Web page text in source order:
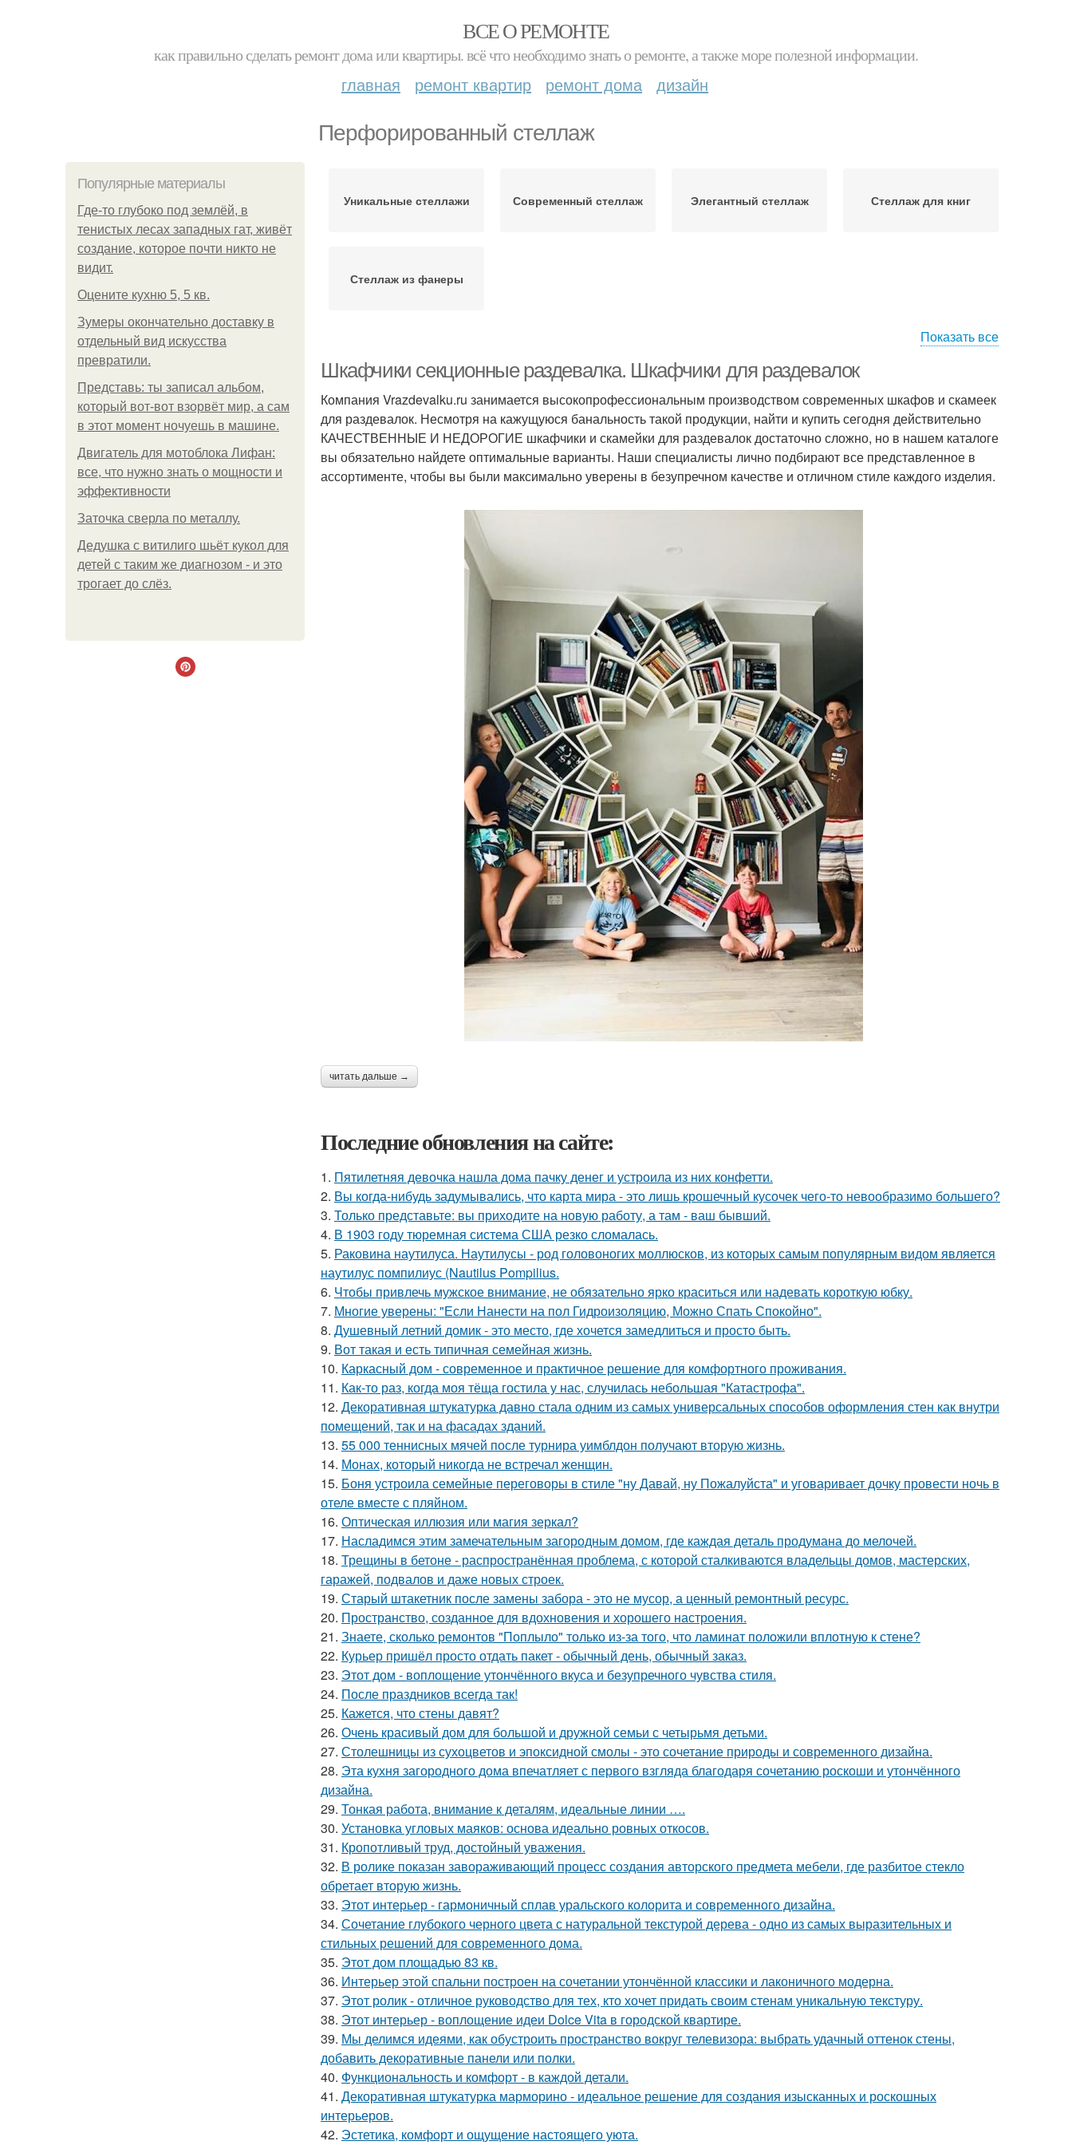
ВСЕ О РЕМОНТЕ
как правильно сделать ремонт дома или квартиры. всё что необходимо знать о ремонте, а также море полезной информации.
главная ремонт квартир ремонт дома дизайн
Перфорированный стеллаж
Популярные материалы
Где-то глубоко под землёй, в
тенистых лесах западных гат, живёт
создание, которое почти никто не
видит.
Оцените кухню 5, 5 кв.
Зумеры окончательно доставку в
отдельный вид искусства
превратили.
Представь: ты записал альбом,
который вот-вот взорвёт мир, а сам
в этот момент ночуешь в машине.
Двигатель для мотоблока Лифан:
все, что нужно знать о мощности и
эффективности
Заточка сверла по металлу.
Дедушка с витилиго шьёт кукол для
детей с таким же диагнозом - и это
трогает до слёз.
Уникальные стеллажи Современный стеллаж Элегантный стеллаж Стеллаж для книг
Стеллаж из фанеры
Показать все
Шкафчики секционные раздевалка. Шкафчики для раздевалок
Компания Vrazdevalku.ru занимается высокопрофессиональным производством современных шкафов и скамеек
для раздевалок. Несмотря на кажущуюся банальность такой продукции, найти и купить сегодня действительно
КАЧЕСТВЕННЫЕ И НЕДОРОГИЕ шкафчики и скамейки для раздевалок достаточно сложно, но в нашем каталоге
вы обязательно найдете оптимальные варианты. Наши специалисты лично подбирают все представленное в
ассортименте, чтобы вы были максимально уверены в безупречном качестве и отличном стиле каждого изделия.
читать дальше →
Последние обновления на сайте:
1. Пятилетняя девочка нашла дома пачку денег и устроила из них конфетти.
2. Вы когда-нибудь задумывались, что карта мира - это лишь крошечный кусочек чего-то невообразимо большего?
3. Только представьте: вы приходите на новую работу, а там - ваш бывший.
4. В 1903 году тюремная система США резко сломалась.
5. Раковина наутилуса. Наутилусы - род головоногих моллюсков, из которых самым популярным видом является
наутилус помпилиус (Nautilus Pompilius.
6. Чтобы привлечь мужское внимание, не обязательно ярко краситься или надевать короткую юбку.
7. Многие уверены: "Если Нанести на пол Гидроизоляцию, Можно Спать Спокойно".
8. Душевный летний домик - это место, где хочется замедлиться и просто быть.
9. Вот такая и есть типичная семейная жизнь.
10. Каркасный дом - современное и практичное решение для комфортного проживания.
11. Как-то раз, когда моя тёща гостила у нас, случилась небольшая "Катастрофа".
12. Декоративная штукатурка давно стала одним из самых универсальных способов оформления стен как внутри
помещений, так и на фасадах зданий.
13. 55 000 теннисных мячей после турнира уимблдон получают вторую жизнь.
14. Монах, который никогда не встречал женщин.
15. Боня устроила семейные переговоры в стиле "ну Давай, ну Пожалуйста" и уговаривает дочку провести ночь в
отеле вместе с пляйном.
16. Оптическая иллюзия или магия зеркал?
17. Насладимся этим замечательным загородным домом, где каждая деталь продумана до мелочей.
18. Трещины в бетоне - распространённая проблема, с которой сталкиваются владельцы домов, мастерских,
гаражей, подвалов и даже новых строек.
19. Старый штакетник после замены забора - это не мусор, а ценный ремонтный ресурс.
20. Пространство, созданное для вдохновения и хорошего настроения.
21. Знаете, сколько ремонтов "Поплыло" только из-за того, что ламинат положили вплотную к стене?
22. Курьер пришёл просто отдать пакет - обычный день, обычный заказ.
23. Этот дом - воплощение утончённого вкуса и безупречного чувства стиля.
24. После праздников всегда так!
25. Кажется, что стены давят?
26. Очень красивый дом для большой и дружной семьи с четырьмя детьми.
27. Столешницы из сухоцветов и эпоксидной смолы - это сочетание природы и современного дизайна.
28. Эта кухня загородного дома впечатляет с первого взгляда благодаря сочетанию роскоши и утончённого
дизайна.
29. Тонкая работа, внимание к деталям, идеальные линии ….
30. Установка угловых маяков: основа идеально ровных откосов.
31. Кропотливый труд, достойный уважения.
32. В ролике показан завораживающий процесс создания авторского предмета мебели, где разбитое стекло
обретает вторую жизнь.
33. Этот интерьер - гармоничный сплав уральского колорита и современного дизайна.
34. Сочетание глубокого черного цвета с натуральной текстурой дерева - одно из самых выразительных и
стильных решений для современного дома.
35. Этот дом площадью 83 кв.
36. Интерьер этой спальни построен на сочетании утончённой классики и лаконичного модерна.
37. Этот ролик - отличное руководство для тех, кто хочет придать своим стенам уникальную текстуру.
38. Этот интерьер - воплощение идеи Dolce Vita в городской квартире.
39. Мы делимся идеями, как обустроить пространство вокруг телевизора: выбрать удачный оттенок стены,
добавить декоративные панели или полки.
40. Функциональность и комфорт - в каждой детали.
41. Декоративная штукатурка марморино - идеальное решение для создания изысканных и роскошных
интерьеров.
42. Эстетика, комфорт и ощущение настоящего уюта.